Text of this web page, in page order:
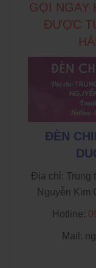
GỌI NGAY
ĐƯỢC
ĐÈN
Địa chỉ: Trung
Nguyễn Kim
Hotline:
Mail: